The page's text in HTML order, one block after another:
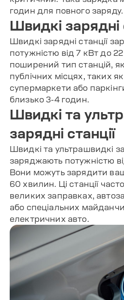
годин для повного заряду.
Швидкі зарядні
Швидкі зарядні станції
потужністю від 7 кВт до
поширений тип станцій,
публічних місцях, таких
супермаркети або
близько 3-4 годин.
Швидкі та
зарядні станції
Швидкі та ультрашвидкі
заряджають потужністю
Вони можуть зарядити
60 хвилин. Ці станції
великих заправках,
або спеціальних
електричних авто.